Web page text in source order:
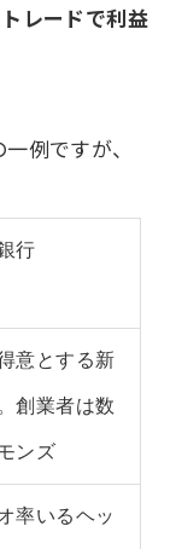
レードで利益
例ですが、
行
意とする新
創業者は数
ンズ
率いるヘッ